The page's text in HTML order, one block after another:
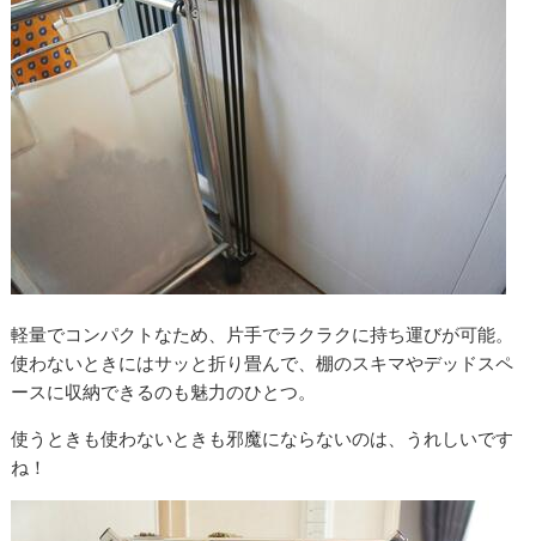
軽量でコンパクトなため、片手でラクラクに持ち運びが可能。
使わないときにはサッと折り畳んで、棚のスキマやデッドスペ
ースに収納できるのも魅力のひとつ。
使うときも使わないときも邪魔にならないのは、うれしいです
ね！